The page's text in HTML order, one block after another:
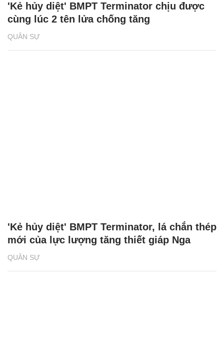
QUÂN SỰ
'Kẻ hủy diệt' BMPT Terminator chịu được
cùng lúc 2 tên lửa chống tăng
QUÂN SỰ
'Kẻ hủy diệt' BMPT Terminator, lá chắn thép
mới của lực lượng tăng thiết giáp Nga